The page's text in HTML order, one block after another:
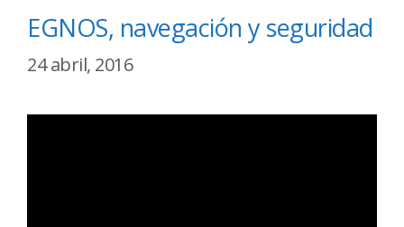
EGNOS, navegación y seguridad
24 abril, 2016